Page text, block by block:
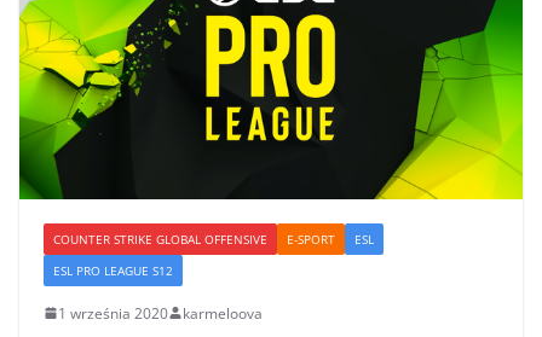
COUNTER STRIKE GLOBAL OFFENSIVE E-SPORT
ESL
ESL PRO LEAGUE S12
1 września 2020 karmeloova